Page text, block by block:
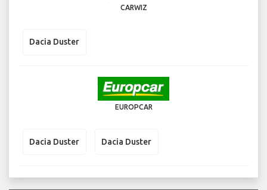
CARWIZ
Dacia Duster
EUROPCAR
Dacia Duster Dacia Duster